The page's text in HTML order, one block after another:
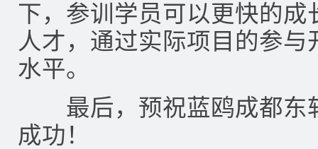
下，参训学员可以更快的
人才，通过实际项目的参
水平。
最后，预祝蓝鸥成都东
成功！